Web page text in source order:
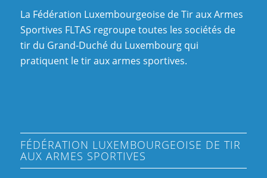
La Fédération Luxembourgeoise de Tir aux Armes
Sportives FLTAS regroupe toutes les sociétés de
tir du Grand-Duché du Luxembourg qui
pratiquent le tir aux armes sportives.
FÉDÉRATION LUXEMBOURGEOISE DE TIR
AUX ARMES SPORTIVES